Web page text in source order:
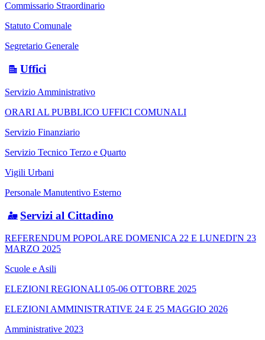
Commissario Straordinario
Statuto Comunale
Segretario Generale
Uffici
Servizio Amministrativo
ORARI AL PUBBLICO UFFICI COMUNALI
Servizio Finanziario
Servizio Tecnico Terzo e Quarto
Vigili Urbani
Personale Manutentivo Esterno
Servizi al Cittadino
REFERENDUM POPOLARE DOMENICA 22 E LUNEDI'N 23
MARZO 2025
Scuole e Asili
ELEZIONI REGIONALI 05-06 OTTOBRE 2025
ELEZIONI AMMINISTRATIVE 24 E 25 MAGGIO 2026
Amministrative 2023